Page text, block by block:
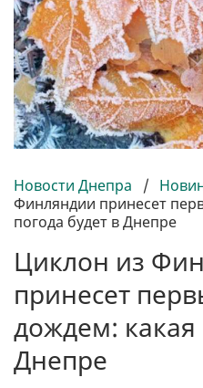
Новости Днепра /
Финляндии принесет
погода будет в Днепре
Циклон из
принесет
дождем: какая
Днепре